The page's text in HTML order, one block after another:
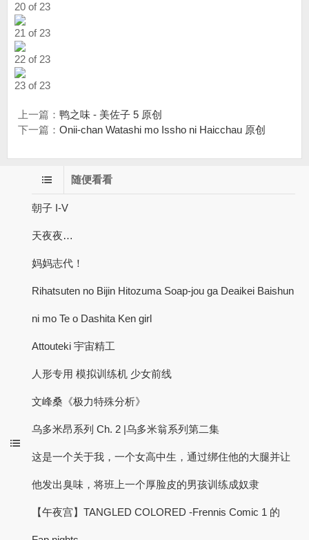
20 of 23
21 of 23
22 of 23
23 of 23
上一篇： 鸭之味 - 美佐子 5 原创
下一篇： Onii-chan Watashi mo Issho ni Haicchau 原创
随便看看
朝子 I-V
天夜夜…
妈妈志代！
Rihatsuten no Bijin Hitozuma Soap-jou ​​ga Deaikei Baishun
ni mo Te o Dashita Ken girl
Attouteki 宇宙精工
人形专用 模拟训练机 少女前线
文峰桑《极力特殊分析》
乌多米昂系列 Ch. 2 |乌多米翁系列第二集
这是一个关于我，一个女高中生，通过绑住他的大腿并让
他发出臭味，将班上一个厚脸皮的男孩训练成奴隶
【午夜宫】TANGLED COLORED -Frennis Comic 1 的